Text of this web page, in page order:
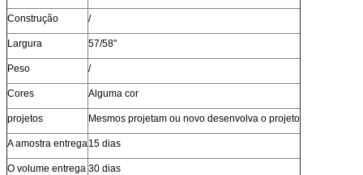
Construção /
Largura 57/58"
Peso /
Cores Alguma cor
projetos Mesmos projetam ou novo desenvolva o projeto
A amostra entrega15 dias
O volume entrega 30 dias